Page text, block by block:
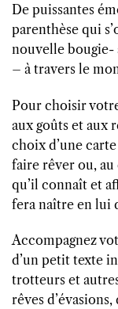
De puissantes
parenthèse qui
nouvelle bougie-
– à travers le
Pour choisir
aux goûts et aux
choix d’une
faire rêver ou,
qu’il connaît et
fera naître en lui
Accompagnez
d’un petit texte
trotteurs et
rêves